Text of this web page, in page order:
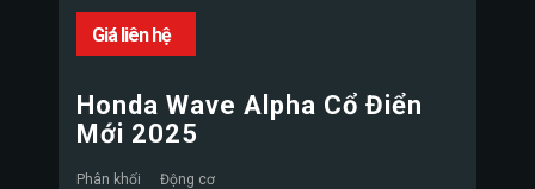
Giá liên hệ
Honda Wave Alpha Cổ Điển
Mới 2025
Phân khối Động cơ